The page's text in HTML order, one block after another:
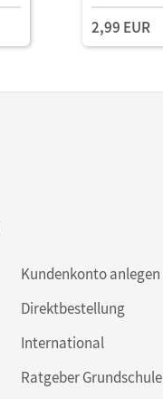
2,99 EUR
Kundenkonto anlegen
Direktbestellung
International
Ratgeber Grundschule